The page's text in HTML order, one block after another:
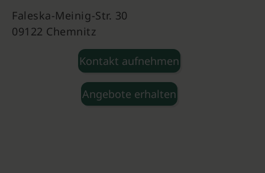
Faleska-Meinig-Str. 30
09122 Chemnitz
Kontakt aufnehmen
Angebote erhalten